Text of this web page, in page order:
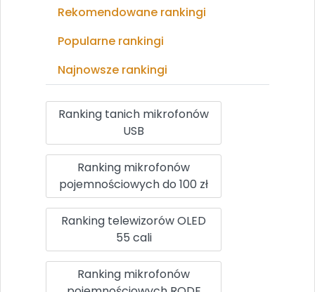
Rekomendowane rankingi
Popularne rankingi
Najnowsze rankingi
Ranking tanich mikrofonów
USB
Ranking mikrofonów
pojemnościowych do 100 zł
Ranking telewizorów OLED
55 cali
Ranking mikrofonów